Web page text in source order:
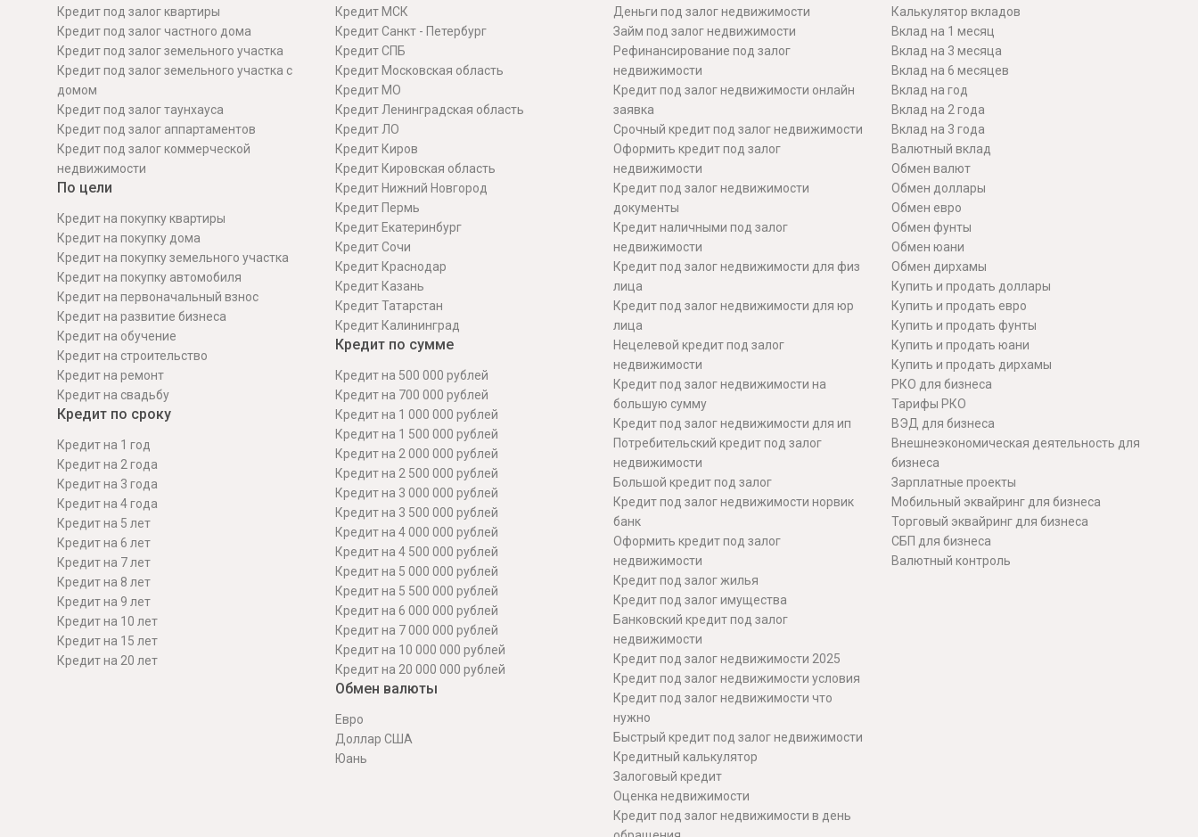
Кредит под залог квартиры
Кредит под залог частного дома
Кредит под залог земельного участка
Кредит под залог земельного участка с
домом
Кредит под залог таунхауса
Кредит под залог аппартаментов
Кредит под залог коммерческой
недвижимости
По цели
Кредит на покупку квартиры
Кредит на покупку дома
Кредит на покупку земельного участка
Кредит на покупку автомобиля
Кредит на первоначальный взнос
Кредит на развитие бизнеса
Кредит на обучение
Кредит на строительcтво
Кредит на ремонт
Кредит на свадьбу
Кредит по сроку
Кредит на 1 год
Кредит на 2 года
Кредит на 3 года
Кредит на 4 года
Кредит на 5 лет
Кредит на 6 лет
Кредит на 7 лет
Кредит на 8 лет
Кредит на 9 лет
Кредит на 10 лет
Кредит на 15 лет
Кредит на 20 лет
Кредит МСК
Кредит Санкт - Петербург
Кредит СПБ
Кредит Московская область
Кредит МО
Кредит Ленинградская область
Кредит ЛО
Кредит Киров
Кредит Кировская область
Кредит Нижний Новгород
Кредит Пермь
Кредит Екатеринбург
Кредит Сочи
Кредит Краснодар
Кредит Казань
Кредит Татарстан
Кредит Калининград
Кредит по сумме
Кредит на 500 000 рублей
Кредит на 700 000 рублей
Кредит на 1 000 000 рублей
Кредит на 1 500 000 рублей
Кредит на 2 000 000 рублей
Кредит на 2 500 000 рублей
Кредит на 3 000 000 рублей
Кредит на 3 500 000 рублей
Кредит на 4 000 000 рублей
Кредит на 4 500 000 рублей
Кредит на 5 000 000 рублей
Кредит на 5 500 000 рублей
Кредит на 6 000 000 рублей
Кредит на 7 000 000 рублей
Кредит на 10 000 000 рублей
Кредит на 20 000 000 рублей
Обмен валюты
Евро
Доллар США
Юань
Деньги под залог недвижимости
Займ под залог недвижимости
Рефинансирование под залог
недвижимости
Кредит под залог недвижимости онлайн
заявка
Срочный кредит под залог недвижимости
Оформить кредит под залог
недвижимости
Кредит под залог недвижимости
документы
Кредит наличными под залог
недвижимости
Кредит под залог недвижимости для физ
лица
Кредит под залог недвижимости для юр
лица
Нецелевой кредит под залог
недвижимости
Кредит под залог недвижимости на
большую сумму
Кредит под залог недвижимости для ип
Потребительский кредит под залог
недвижимости
Большой кредит под залог
Кредит под залог недвижимости норвик
банк
Оформить кредит под залог
недвижимости
Кредит под залог жилья
Кредит под залог имущества
Банковский кредит под залог
недвижимости
Кредит под залог недвижимости 2025
Кредит под залог недвижимости условия
Кредит под залог недвижимости что
нужно
Быстрый кредит под залог недвижимости
Кредитный калькулятор
Залоговый кредит
Оценка недвижимости
Кредит под залог недвижимости в день
Калькулятор вкладов
Вклад на 1 месяц
Вклад на 3 месяца
Вклад на 6 месяцев
Вклад на год
Вклад на 2 года
Вклад на 3 года
Валютный вклад
Обмен валют
Обмен доллары
Обмен евро
Обмен фунты
Обмен юани
Обмен дирхамы
Купить и продать доллары
Купить и продать евро
Купить и продать фунты
Купить и продать юани
Купить и продать дирхамы
РКО для бизнеса
Тарифы РКО
ВЭД для бизнеса
Внешнеэкономическая деятельность для
бизнеса
Зарплатные проекты
Мобильный эквайринг для бизнеса
Торговый эквайринг для бизнеса
СБП для бизнеса
Валютный контроль